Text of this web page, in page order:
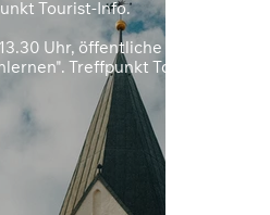
Tourist-Info.
Uhr, öffentliche Stadtführung
Treffpunkt Tourist-Info.